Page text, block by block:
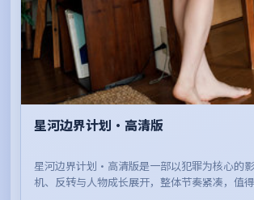
星河边界计划·高清版
星河边界计划·高清版是一部以犯罪为核心的
机、反转与人物成长展开，整体节奏紧凑，值得